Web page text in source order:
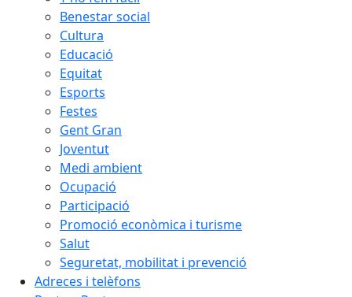
Benestar social
Cultura
Educació
Equitat
Esports
Festes
Gent Gran
Joventut
Medi ambient
Ocupació
Participació
Promoció econòmica i turisme
Salut
Seguretat, mobilitat i prevenció
Adreces i telèfons